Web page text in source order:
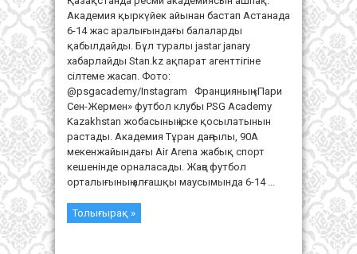
Академия қыркүйек айынан бастап Астанада
6-14 жас аралығындағы балаларды
қабылдайды. Бұл туралы jastar janary
хабарлайды Stan.kz ақпарат агенттігіне
сілтеме жасап. Фото:
@psgacademy/Instagram Францияның «Пари
Сен-Жермен» футбол клубы PSG Academy
Kazakhstan жобасының іске қосылатынын
растады. Академия Тұран даңғылы, 90А
мекенжайындағы Air Arena жабық спорт
кешенінде орналасады. Жаңа футбол
орталығының алғашқы маусымында 6-14 ...
Толығырақ »